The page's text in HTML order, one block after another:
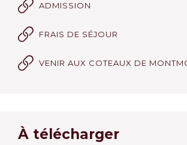
ADMISSION
FRAIS DE SÉJOUR
VENIR AUX COTEAUX DE
À télécharger